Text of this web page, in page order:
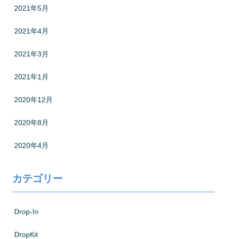
2021年5月
2021年4月
2021年3月
2021年1月
2020年12月
2020年8月
2020年4月
カテゴリー
Drop-In
DropKit